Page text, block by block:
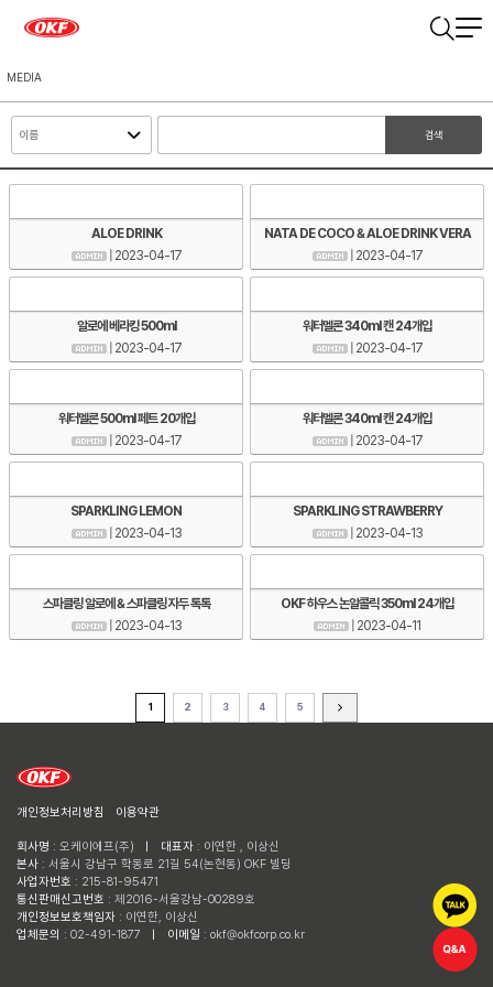
MEDIA
검색
ALOE DRINK
| 2023-04-17
NATA DE COCO & ALOE DRINK VERA
| 2023-04-17
알로에 베라킹 500ml
| 2023-04-17
워터멜론 340ml 캔 24개입
| 2023-04-17
워터멜론 500ml 페트 20개입
| 2023-04-17
워터멜론 340ml 캔 24개입
| 2023-04-17
SPARKLING LEMON
| 2023-04-13
SPARKLING STRAWBERRY
| 2023-04-13
스파클링 알로에 & 스파클링 자두 톡톡
| 2023-04-13
OKF 하우스 논알콜릭 350ml 24개입
| 2023-04-11
1 2 3 4 5
개인정보처리방침 이용약관
회사명 : 오케이에프(주) ㅣ 대표자 : 이연한 , 이상신
본사 : 서울시 강남구 학동로 21길 54(논현동) OKF 빌딩
사업자번호 : 215-81-95471
통신판매신고번호 : 제2016-서울강남-00289호
개인정보보호책임자 : 이연한, 이상신
업체문의 : 02-491-1877 ㅣ 이메일 : okf@okfcorp.co.kr